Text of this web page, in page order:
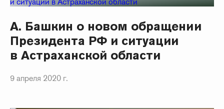
А. Башкин о новом обращении
Президента РФ и ситуации
в Астраханской области
9 апреля 2020 г.